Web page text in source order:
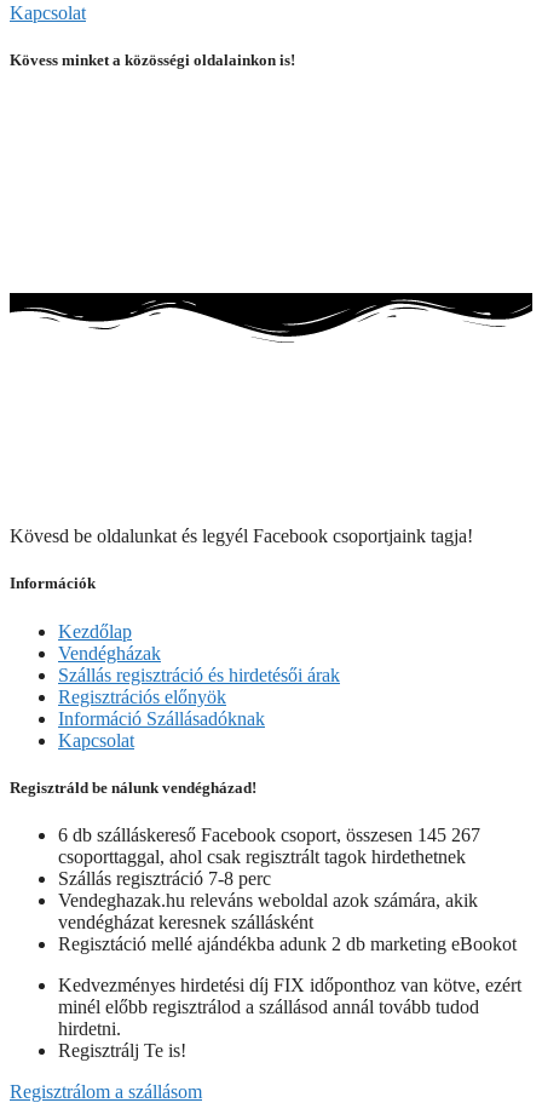
Kapcsolat
Kövess minket a közösségi oldalainkon is!
Kövesd be oldalunkat és legyél Facebook csoportjaink tagja!
Információk
Kezdőlap
Vendégházak
Szállás regisztráció és hirdetésői árak
Regisztrációs előnyök
Információ Szállásadóknak
Kapcsolat
Regisztráld be nálunk vendégházad!
6 db szálláskereső Facebook csoport, összesen 145 267
csoporttaggal, ahol csak regisztrált tagok hirdethetnek
Szállás regisztráció 7-8 perc
Vendeghazak.hu releváns weboldal azok számára, akik
vendégházat keresnek szállásként
Regisztáció mellé ajándékba adunk 2 db marketing eBookot
Kedvezményes hirdetési díj FIX időponthoz van kötve, ezért
minél előbb regisztrálod a szállásod annál tovább tudod
hirdetni.
Regisztrálj Te is!
Regisztrálom a szállásom